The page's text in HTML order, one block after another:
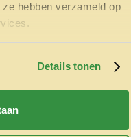
hebben verzameld op
Details tonen
,Kattenvoer
met het ontvangen van
korting